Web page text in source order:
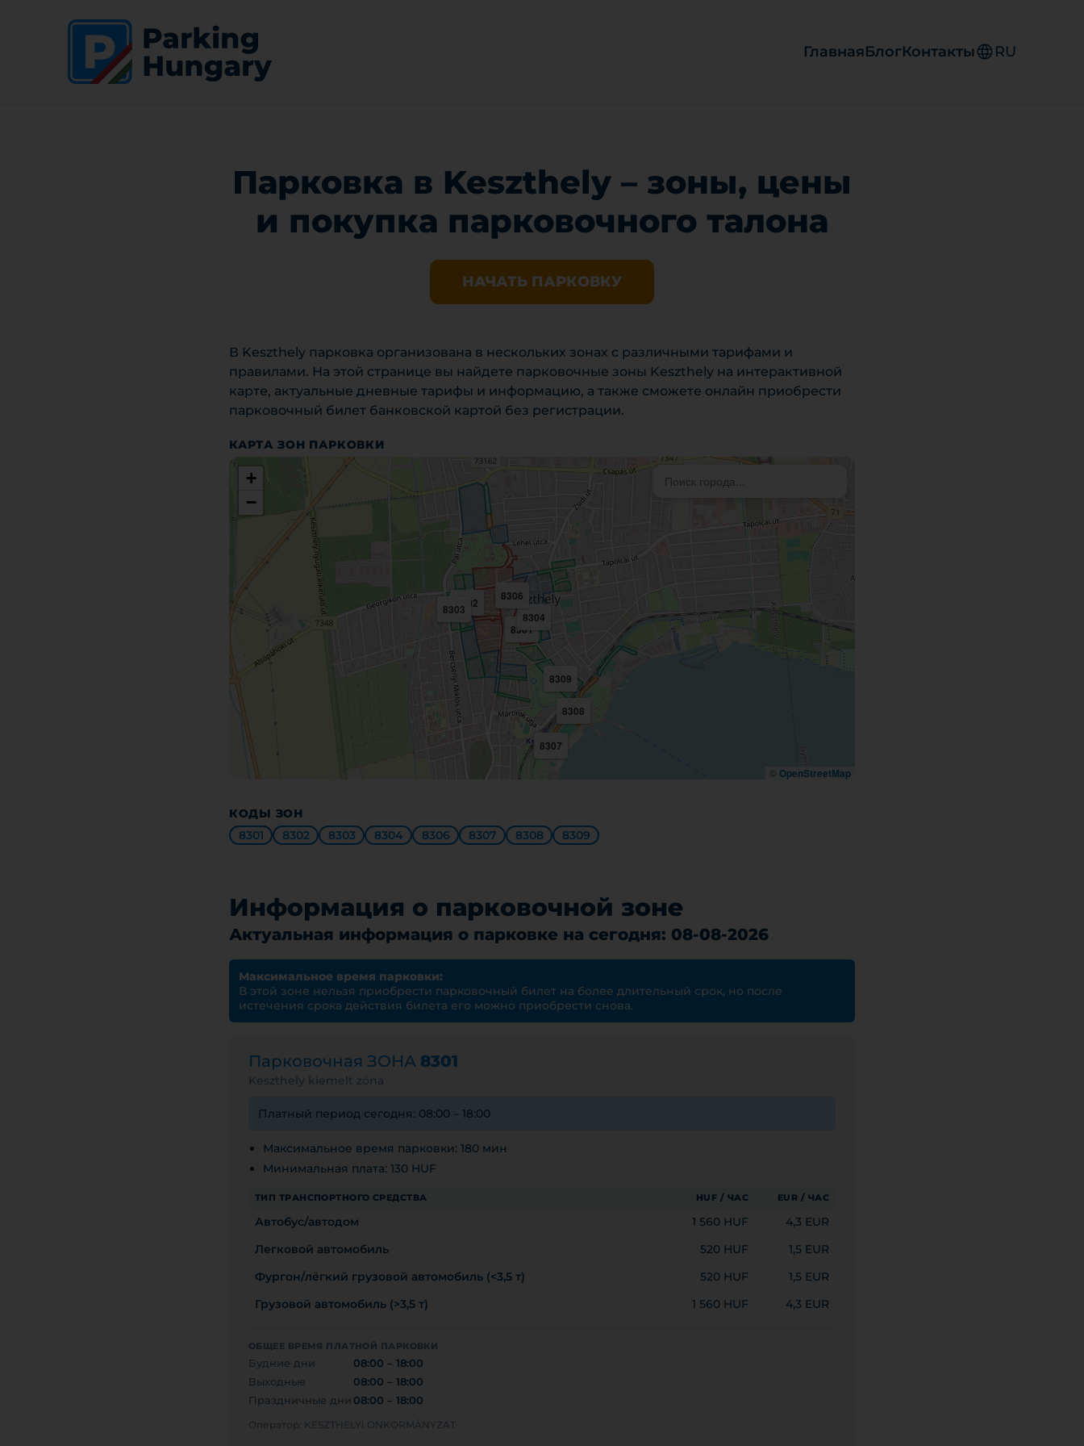
ГлавнаяБлогКонтакты RU
Парковка в Keszthely – зоны, цены
и покупка парковочного талона
НАЧАТЬ ПАРКОВКУ
В Keszthely парковка организована в нескольких зонах с различными тарифами и
правилами. На этой странице вы найдете парковочные зоны Keszthely на интерактивной
карте, актуальные дневные тарифы и информацию, а также сможете онлайн приобрести
парковочный билет банковской картой без регистрации.
КАРТА ЗОН ПАРКОВКИ
8301
8302
8303
8304
8306
8307
8308
8309
+
−
© OpenStreetMap
КОДЫ ЗОН
8301
8302 8303 8304 8306 8307 8308 8309
Информация о парковочной зоне
Актуальная информация о парковке на сегодня: 08-08-2026
Максимальное время парковки:
В этой зоне нельзя приобрести парковочный билет на более длительный срок, но после
истечения срока действия билета его можно приобрести снова.
Парковочная ЗОНА 8301
Keszthely kiemelt zóna
Платный период сегодня: 08:00 – 18:00
Максимальное время парковки: 180 мин
Минимальная плата: 130 HUF
ТИП ТРАНСПОРТНОГО СРЕДСТВА HUF / ЧАС EUR / ЧАС
Автобус/автодом 1 560 HUF
4,3 EUR
Легковой автомобиль
520 HUF
1,5 EUR
Фургон/лёгкий грузовой автомобиль (<3,5 т)
520 HUF
1,5 EUR
Грузовой автомобиль (>3,5 т)
1 560 HUF 4,3 EUR
ОБЩЕЕ ВРЕМЯ ПЛАТНОЙ ПАРКОВКИ
Будние дни
08:00 – 18:00
Выходные
08:00 – 18:00
Праздничные дни 08:00 – 18:00
Оператор: KESZTHELYI ÖNKORMÁNYZAT